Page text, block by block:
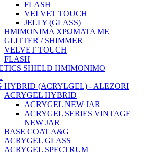
FLASH
VELVET TOUCH
JELLY (GLASS)
ΗΜΙΜΟΝΙΜA ΧΡΩΜΑΤΑ ΜΕ
GLITTER / SHIMMER
VELVET TOUCH
FLASH
SHIELD ΗΜΙΜΟΝΙΜΟ
HYBRID (ACRYLGEL) - ALEZORI
ACRYGEL HYBRID
ACRYGEL NEW JAR
ACRYGEL SERIES VINTAGE
NEW JAR
BASE COAT A&G
ACRYGEL GLASS
ACRYGEL SPECTRUM